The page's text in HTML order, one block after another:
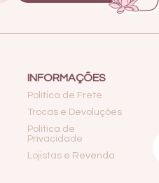
INFORMAÇÕES
Política de Frete
Trocas e Devoluções
Política de
Privacidade
Lojistas e Revenda